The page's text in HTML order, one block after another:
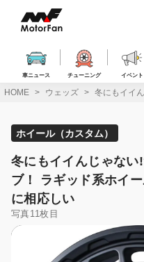
ス
車ニュース チューニング イベント
HOME ウェッズ 冬にもイイ
ホイール（カスタム）
冬にもイイんじゃな
ブ！ ラギッド系ホイ
に相応しい
写真11枚目